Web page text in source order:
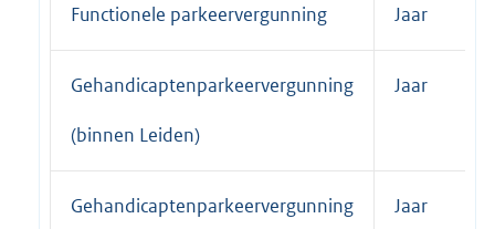
Functionele parkeervergunning Jaar
Gehandicaptenparkeervergunning
(binnen Leiden)
Jaar
Gehandicaptenparkeervergunning Jaar